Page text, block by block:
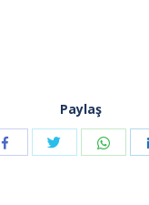
Paylaş
Share
Share
Share